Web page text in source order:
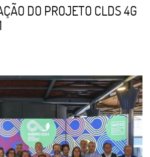
DO PROJETO CLDS 4G